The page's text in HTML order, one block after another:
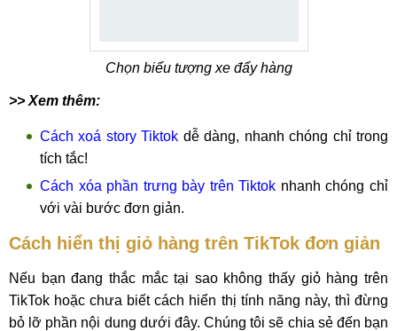
Chọn biểu tượng xe đẩy hàng
>> Xem thêm:
Cách xoá story Tiktok dễ dàng, nhanh chóng chỉ trong
tích tắc!
Cách xóa phần trưng bày trên Tiktok nhanh chóng chỉ
với vài bước đơn giản.
Cách hiển thị giỏ hàng trên TikTok đơn giản
Nếu bạn đang thắc mắc tại sao không thấy giỏ hàng trên
TikTok hoặc chưa biết cách hiển thị tính năng này, thì đừng
bỏ lỡ phần nội dung dưới đây. Chúng tôi sẽ chia sẻ đến bạn